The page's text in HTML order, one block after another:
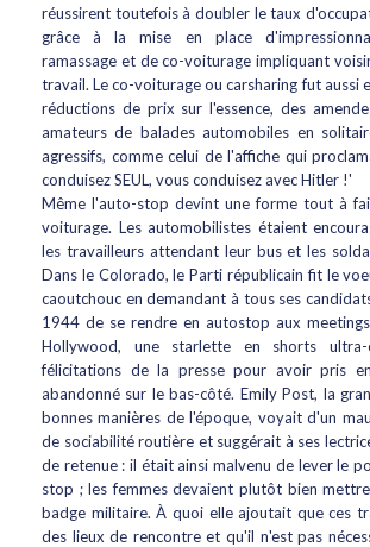
réussirent toutefois à doubler le taux
grâce à la mise en place
ramassage et de co-voiturage impliquant
travail. Le co-voiturage ou carsharing fut aussi
réductions de prix sur l'essence, des
amateurs de balades automobiles en
agressifs, comme celui de l'affiche qui
conduisez SEUL, vous conduisez avec Hitler !'
Même l'auto-stop devint une forme tout à
voiturage. Les automobilistes étaient
les travailleurs attendant leur bus et les
Dans le Colorado, le Parti républicain fit le
caoutchouc en demandant à tous ses
1944 de se rendre en autostop aux
Hollywood, une starlette en shorts
félicitations de la presse pour avoir pris
abandonné sur le bas-côté. Emily Post, la
bonnes manières de l'époque, voyait d'un
de sociabilité routière et suggérait à ses
de retenue : il était ainsi malvenu de lever le
stop ; les femmes devaient plutôt bien
badge militaire. À quoi elle ajoutait que ces
des lieux de rencontre et qu'il n'est pas